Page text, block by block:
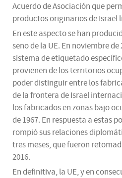
Acuerdo de Asociación que
productos originarios de Israel
En este aspecto se han
seno de la UE. En noviembre de
sistema de etiquetado
provienen de los territorios
poder distinguir entre los
de la frontera de Israel
los fabricados en zonas bajo
de 1967. En respuesta a estas
rompió sus relaciones
tres meses, que fueron
2016.
En definitiva, la UE, y en